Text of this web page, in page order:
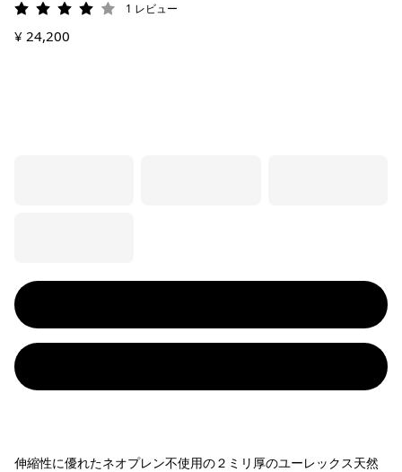
評価: 4 / 5 1 レビュー
¥ 24,200
伸縮性に優れたネオプレン不使用の２ミリ厚のユーレックス天然